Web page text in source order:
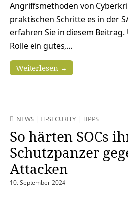
Angriffsmethoden von
praktischen Schritte es in der
erfahren Sie in diesem
Rolle ein gutes,…
Weiterlesen →
NEWS | IT-SECURITY | TIPPS
So härten SOCs
Schutzpanzer
Attacken
10. September 2024